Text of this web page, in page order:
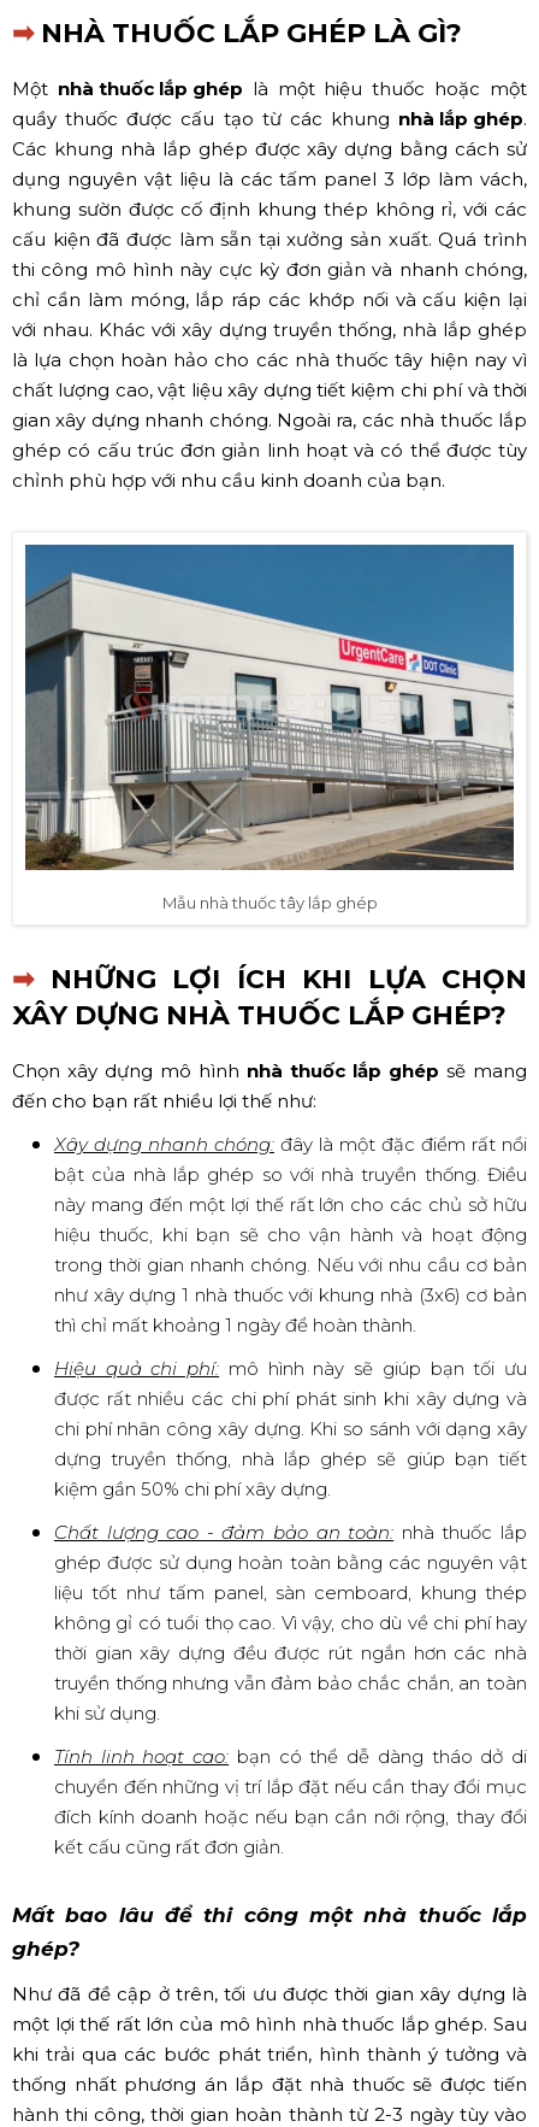
➡NHÀ THUỐC LẮP GHÉP LÀ GÌ?
Một nhà thuốc lắp ghép là một hiệu thuốc hoặc một
quầy thuốc được cấu tạo từ các khung nhà lắp ghép.
Các khung nhà lắp ghép được xây dựng bằng cách sử
dụng nguyên vật liệu là các tấm panel 3 lớp làm vách,
khung sườn được cố định khung thép không rỉ, với các
cấu kiện đã được làm sẵn tại xưởng sản xuất. Quá trình
thi công mô hình này cực kỳ đơn giản và nhanh chóng,
chỉ cần làm móng, lắp ráp các khớp nối và cấu kiện lại
với nhau. Khác với xây dựng truyền thống, nhà lắp ghép
là lựa chọn hoàn hảo cho các nhà thuốc tây hiện nay vì
chất lượng cao, vật liệu xây dựng tiết kiệm chi phí và thời
gian xây dựng nhanh chóng. Ngoài ra, các nhà thuốc lắp
ghép có cấu trúc đơn giản linh hoạt và có thể được tùy
chỉnh phù hợp với nhu cầu kinh doanh của bạn.
Mẫu nhà thuốc tây lắp ghép
➡NHỮNG LỢI ÍCH KHI LỰA CHỌN
XÂY DỰNG NHÀ THUỐC LẮP GHÉP?
Chọn xây dựng mô hình nhà thuốc lắp ghép sẽ mang
đến cho bạn rất nhiều lợi thế như:
Xây dựng nhanh chóng: đây là một đặc điểm rất nổi
bật của nhà lắp ghép so với nhà truyền thống. Điều
này mang đến một lợi thế rất lớn cho các chủ sở hữu
hiệu thuốc, khi bạn sẽ cho vận hành và hoạt động
trong thời gian nhanh chóng. Nếu với nhu cầu cơ bản
như xây dựng 1 nhà thuốc với khung nhà (3x6) cơ bản
thì chỉ mất khoảng 1 ngày để hoàn thành.
Hiệu quả chi phí: mô hình này sẽ giúp bạn tối ưu
được rất nhiều các chi phí phát sinh khi xây dựng và
chi phí nhân công xây dựng. Khi so sánh với dạng xây
dựng truyền thống, nhà lắp ghép sẽ giúp bạn tiết
kiệm gần 50% chi phí xây dựng.
Chất lượng cao - đảm bảo an toàn: nhà thuốc lắp
ghép được sử dụng hoàn toàn bằng các nguyên vật
liệu tốt như tấm panel, sàn cemboard, khung thép
không gỉ có tuổi thọ cao. Vì vậy, cho dù về chi phí hay
thời gian xây dựng đều được rút ngắn hơn các nhà
truyền thống nhưng vẫn đảm bảo chắc chắn, an toàn
khi sử dụng.
Tính linh hoạt cao: bạn có thể dễ dàng tháo dở di
chuyển đến những vị trí lắp đặt nếu cần thay đổi mục
đích kính doanh hoặc nếu bạn cần nới rộng, thay đổi
kết cấu cũng rất đơn giản.
Mất bao lâu để thi công một nhà thuốc lắp
ghép?
Như đã đề cập ở trên, tối ưu được thời gian xây dựng là
một lợi thế rất lớn của mô hình nhà thuốc lắp ghép. Sau
khi trải qua các bước phát triển, hình thành ý tưởng và
thống nhất phương án lắp đặt nhà thuốc sẽ được tiến
hành thi công, thời gian hoàn thành từ 2-3 ngày tùy vào